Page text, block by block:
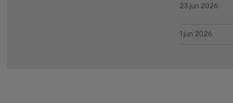
23 jun 2026
1 jun 2026